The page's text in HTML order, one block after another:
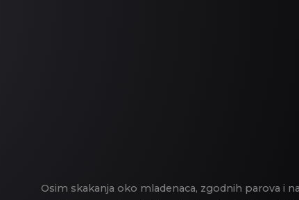
Osim skakanja oko mladenaca, zgodnih parova i